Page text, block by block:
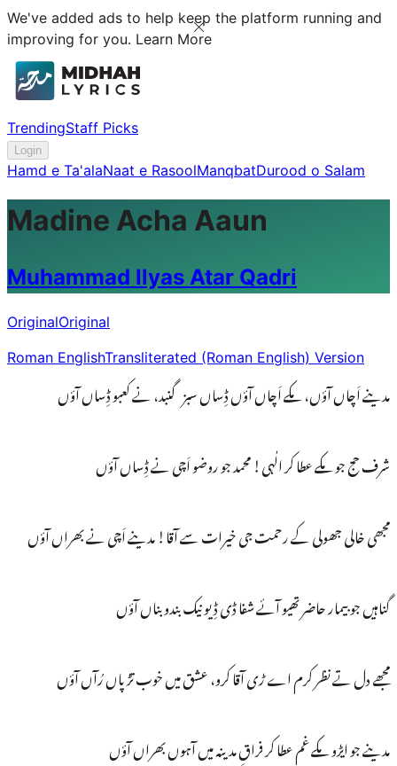
We've added ads to help keep the platform running and
improving for you. Learn More
TrendingStaff Picks
Login
Hamd e Ta'alaNaat e RasoolManqbatDurood o Salam
Madine Acha Aaun
Muhammad Ilyas Atar Qadri
OriginalOriginal
Roman EnglishTransliterated (Roman English) Version
مدینے اَچاں آؤں، مکے اَچاں آؤں ڈِساں سبز گنبد، نے کعبو ڈِساں آؤں
شرف حج جو مکے عطا کر الٰہی! محمد جو روضو اَچی نے ڈِساں آؤں
مجھی خالی جھولی کے رحمت جی خیرات سے آقا! مدینے اَچی نے بھراں آؤں
گناہیں جو بیمار حاضر تھیو آئے شفا ڈی ڈِیو نیک بندو بناں آؤں
مجھے دل تے نظر کرم اے ڑی آقا کرو، عشق میں خوب تڑپاں رُآں آؤں
مدینے جو ایڑو مکے غم عطا کر فراقِ مدینہ میں آہوں بھراں آؤں